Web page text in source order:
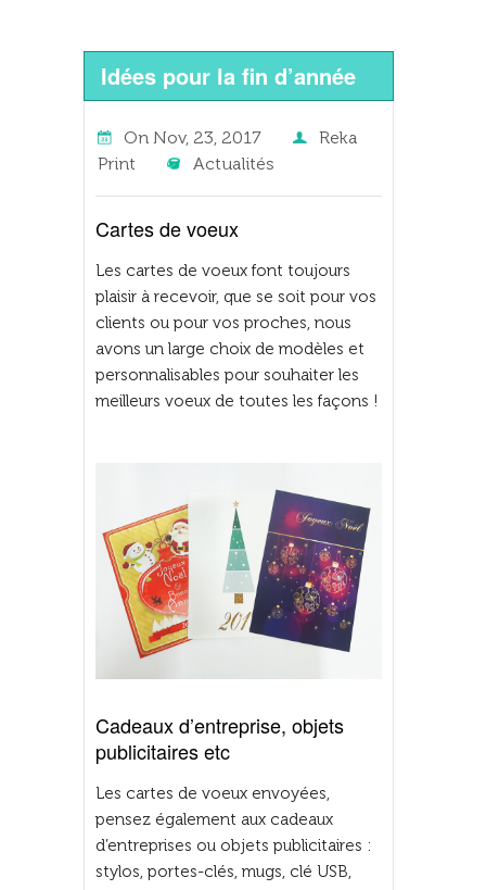
Idées pour la fin d’année
On Nov, 23, 2017
Reka
Print
Actualités
Cartes de voeux
Les cartes de voeux font toujours
plaisir à recevoir, que se soit pour vos
clients ou pour vos proches, nous
avons un large choix de modèles et
personnalisables pour souhaiter les
meilleurs voeux de toutes les façons !
Cadeaux d’entreprise, objets
publicitaires etc
Les cartes de voeux envoyées,
pensez également aux cadeaux
d’entreprises ou objets publicitaires :
stylos, portes-clés, mugs, clé USB,